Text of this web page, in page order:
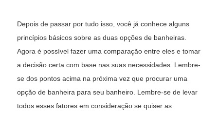
Depois de passar por tudo isso, você já conhece alguns
princípios básicos sobre as duas opções de banheiras.
Agora é possível fazer uma comparação entre eles e tomar
a decisão certa com base nas suas necessidades. Lembre-
se dos pontos acima na próxima vez que procurar uma
opção de banheira para seu banheiro. Lembre-se de levar
todos esses fatores em consideração se quiser as